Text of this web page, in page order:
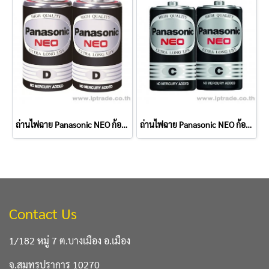
ถ่านไฟฉาย Panasonic NEO ก้อนดำ D (แพ็ค 2 ก้อน) ถ่านไฟฉาย Panasonic NEO ก้อนดำ C (แพ็ค 2 ก้อน)
Contact Us
1/182 หมู่ 7 ต.บางเมือง อ.เมือง
จ.สมุทรปราการ 10270